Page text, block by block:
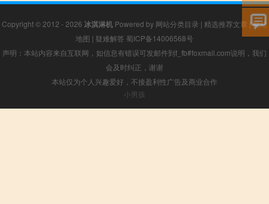
Copyright © 2012 - 2026 冰淇淋机 Powered by 网站分类目录 | 精选推荐文章 |网站
地图 | 疑难解答 蜀ICP备14006568号
声明：本站内容来自互联网，如信息有错误可发邮件到f_fb#foxmail.com说明，我们
会及时纠正，谢谢
本站仅为个人兴趣爱好，不接盈利性广告及商业合作
小男孩